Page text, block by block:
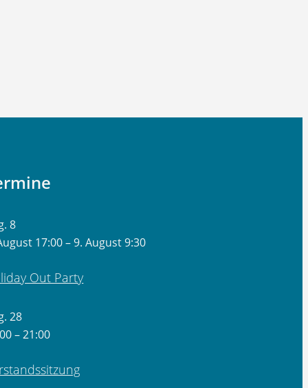
8
17:00–9. August 9:30
Out Party
28
–21:00